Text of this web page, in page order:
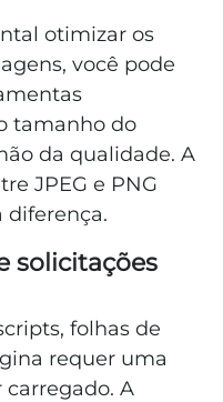
otimizar os
você pode
tamanho do
da qualidade. A
JPEG e PNG
diferença.
solicitações
folhas de
requer uma
carregado. A